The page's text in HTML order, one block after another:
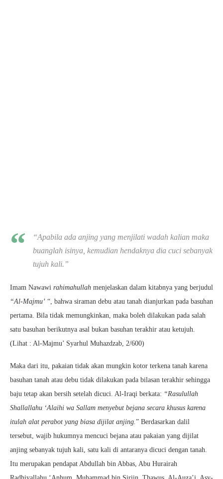
“Apabila ada anjing yang menjilati wadah kalian maka
buanglah isinya, kemudian hendaknya dia cuci sebanyak
tujuh kali.”
Imam Nawawi rahimahullah menjelaskan dalam kitabnya yang berjudul
“Al-Majmu’ “, bahwa siraman debu atau tanah dianjurkan pada basuhan
pertama. Bila tidak memungkinkan, maka boleh dilakukan pada salah
satu basuhan berikutnya asal bukan basuhan terakhir atau ketujuh.
(Lihat : Al-Majmu’ Syarhul Muhazdzab, 2/600)
Maka dari itu, pakaian tidak akan mungkin kotor terkena tanah karena
basuhan tanah atau debu tidak dilakukan pada bilasan terakhir sehingga
baju tetap akan bersih setelah dicuci. Al-Iraqi berkata: “Rasulullah
Shallallahu ‘Alaihi wa Sallam menyebut bejana secara khusus karena
itulah alat perabot yang biasa dijilat anjing.” Berdasarkan dalil
tersebut, wajib hukumnya mencuci bejana atau pakaian yang dijilat
anjing sebanyak tujuh kali, satu kali di antaranya dicuci dengan tanah.
Itu merupakan pendapat Abdullah bin Abbas, Abu Hurairah